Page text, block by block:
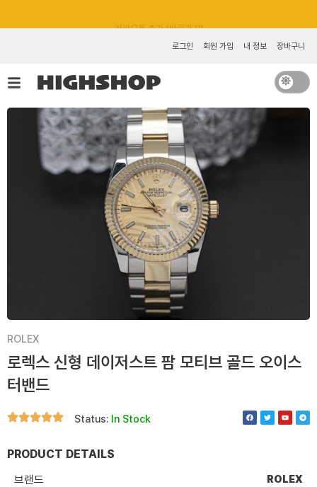
건
너
뛰
로그인 회원 가입 내 정보 장바구니
ROLEX
로렉스 신형 데이저스트 팜 모티브 골드 오이스
터밴드
Status: In Stock
F
a
c
T
w
i
Y
o
u
T
e
l
PRODUCT DETAILS
브랜드
ROLEX